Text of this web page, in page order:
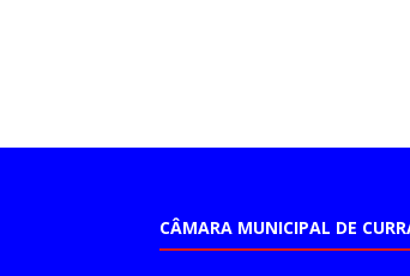
CÂMARA MUNICIPAL DE